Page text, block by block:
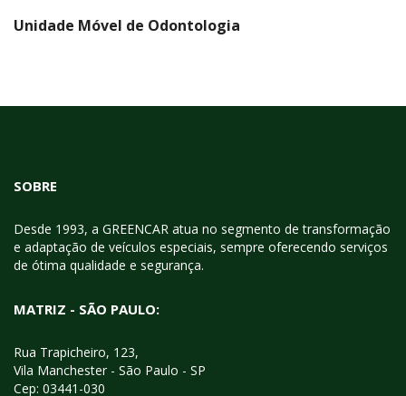
Unidade Móvel de Odontologia
SOBRE
Desde 1993, a GREENCAR atua no segmento de transformação
e adaptação de veículos especiais, sempre oferecendo serviços
de ótima qualidade e segurança.
MATRIZ - SÃO PAULO:
Rua Trapicheiro, 123,
Vila Manchester - São Paulo - SP
Cep: 03441-030